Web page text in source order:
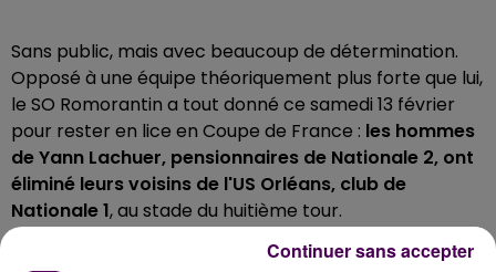
Sans public, mais avec beaucoup de détermination.
Opposé à une équipe théoriquement plus forte que lui,
le SO Romorantin a tout donné ce samedi 13 février
pour rester en lice en Coupe de France : les hommes
de Yann Lachuer, pensionnaires de Nationale 2, ont
éliminé leurs voisins de l'US Orléans, club de
Nationale 1, au stade du huitième tour.
Continuer sans accepter